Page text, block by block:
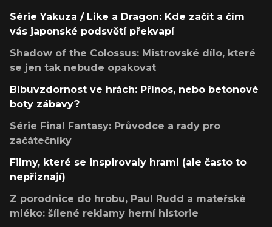
Série Yakuza / Like a Dragon: Kde začít a čím
vás japonské podsvětí překvapí
Shadow of the Colossus: Mistrovské dílo, které
se jen tak nebude opakovat
Blbuvzdornost ve hrách: Přínos, nebo betonové
boty zábavy?
Série Final Fantasy: Průvodce a rady pro
začátečníky
Filmy, které se inspirovaly hrami (ale často to
nepřiznají)
Z porodnice do hrobu, Paul Rudd a mateřské
mléko: šílené reklamy herní historie